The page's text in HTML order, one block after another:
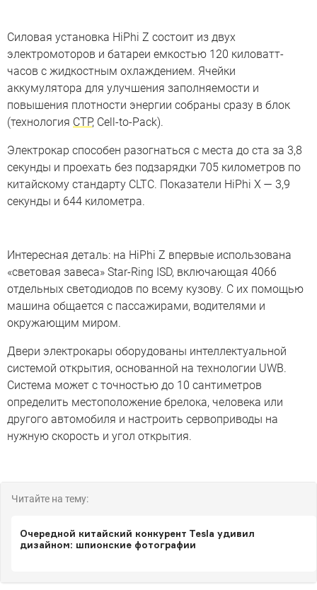
Силовая установка HiPhi Z состоит из двух
электромоторов и батареи емкостью 120 киловатт-
часов с жидкостным охлаждением. Ячейки
аккумулятора для улучшения заполняемости и
повышения плотности энергии собраны сразу в блок
(технология CTP, Cell-to-Pack).
Электрокар способен разогнаться с места до ста за 3,8
секунды и проехать без подзарядки 705 километров по
китайскому стандарту CLTC. Показатели HiPhi X — 3,9
секунды и 644 километра.
Интересная деталь: на HiPhi Z впервые использована
«световая завеса» Star-Ring ISD, включающая 4066
отдельных светодиодов по всему кузову. С их помощью
машина общается с пассажирами, водителями и
окружающим миром.
Двери электрокары оборудованы интеллектуальной
системой открытия, основанной на технологии UWB.
Система может с точностью до 10 сантиметров
определить местоположение брелока, человека или
другого автомобиля и настроить сервоприводы на
нужную скорость и угол открытия.
Читайте на тему:
Очередной китайский конкурент Tesla удивил
дизайном: шпионские фотографии